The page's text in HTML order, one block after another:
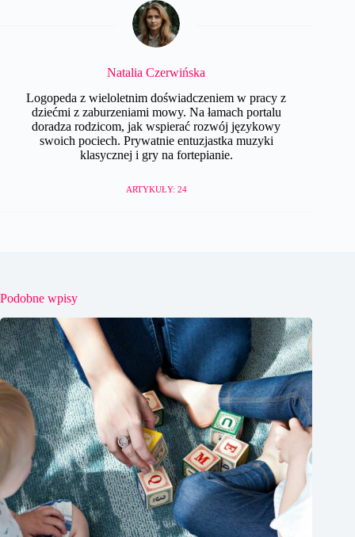
Natalia Czerwińska
Logopeda z wieloletnim doświadczeniem w pracy z
dziećmi z zaburzeniami mowy. Na łamach portalu
doradza rodzicom, jak wspierać rozwój językowy
swoich pociech. Prywatnie entuzjastka muzyki
klasycznej i gry na fortepianie.
ARTYKUŁY: 24
Podobne wpisy